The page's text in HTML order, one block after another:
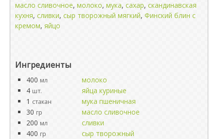
масло сливочное, молоко, мука, сахар, скандинавская
кухня, сливки, сыр творожный мягкий, Финский блин с
кремом, яйцо
Ингредиенты
400 мл
молоко
4 шт.
яйца куриные
1 стакан
мука пшеничная
30 гр
масло сливочное
200 мл
сливки
400 гр
сыр творожный